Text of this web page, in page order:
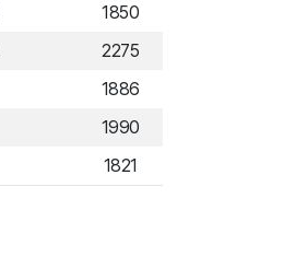
1850
2275
1886
1990
1821